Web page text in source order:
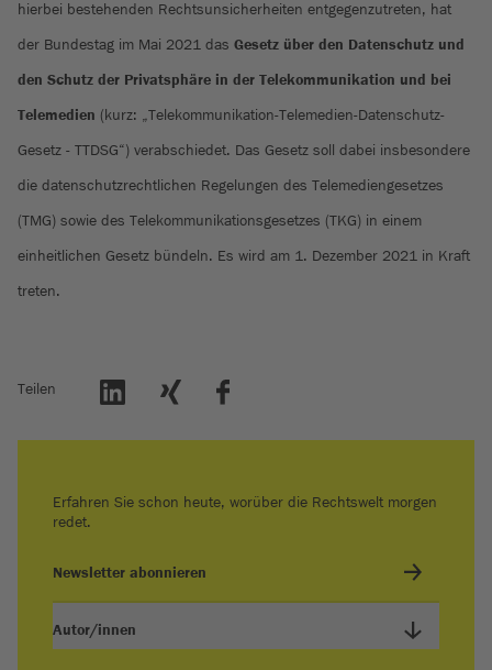
hierbei bestehenden Rechtsunsicherheiten entgegenzutreten, hat
der Bundestag im Mai 2021 das Gesetz über den Datenschutz und
den Schutz der Privatsphäre in der Telekommunikation und bei
Telemedien (kurz: „Telekommunikation-Telemedien-Datenschutz-
Gesetz - TTDSG“) verabschiedet. Das Gesetz soll dabei insbesondere
die datenschutzrechtlichen Regelungen des Telemediengesetzes
(TMG) sowie des Telekommunikationsgesetzes (TKG) in einem
einheitlichen Gesetz bündeln. Es wird am 1. Dezember 2021 in Kraft
treten.
Teilen
Erfahren Sie schon heute, worüber die Rechtswelt morgen
redet.
Newsletter abonnieren
Autor/innen